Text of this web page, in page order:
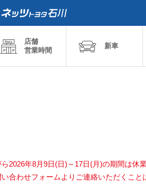
店舗
営業時間
新車
2026年8月9日(日)～17日(月)の期間は休
合わせフォームよりご連絡いただくこ